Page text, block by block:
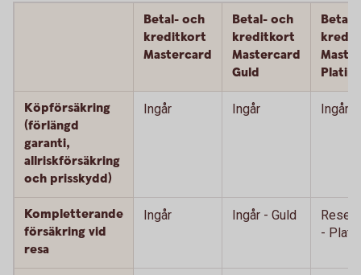
Betal- och
kreditkort
Mastercard
Betal- och
kreditkort
Mastercard
Guld
Betal-
Köpförsäkring
(förlängd
garanti,
allriskförsäkring
och prisskydd)
Ingår Ingår Ingår
Kompletterande
försäkring vid
resa
Ingår Ingår - Guld
-